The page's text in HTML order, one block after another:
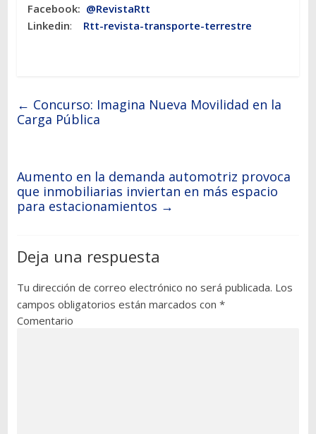
Facebook: @RevistaRtt
Linkedin: Rtt-revista-transporte-terrestre
← Concurso: Imagina Nueva Movilidad en la
Carga Pública
Aumento en la demanda automotriz provoca
que inmobiliarias inviertan en más espacio
para estacionamientos →
Deja una respuesta
Tu dirección de correo electrónico no será publicada. Los
campos obligatorios están marcados con *
Comentario